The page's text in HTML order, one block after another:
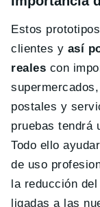
Estos
clientes y así
reales con
postales y
pruebas tendrá
Todo ello
de uso
la reducción
ligadas a las